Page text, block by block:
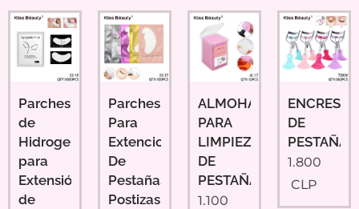
Parches
de
Hidrogel
para
Extensión
de
Parches
Para
Extenciones
De
Pestañas
Postizas
ALMOHADILLAS
PARA
LIMPIEZA
DE
PESTAÑAS
1.100
DE
PESTAÑAS
1.800
CLP